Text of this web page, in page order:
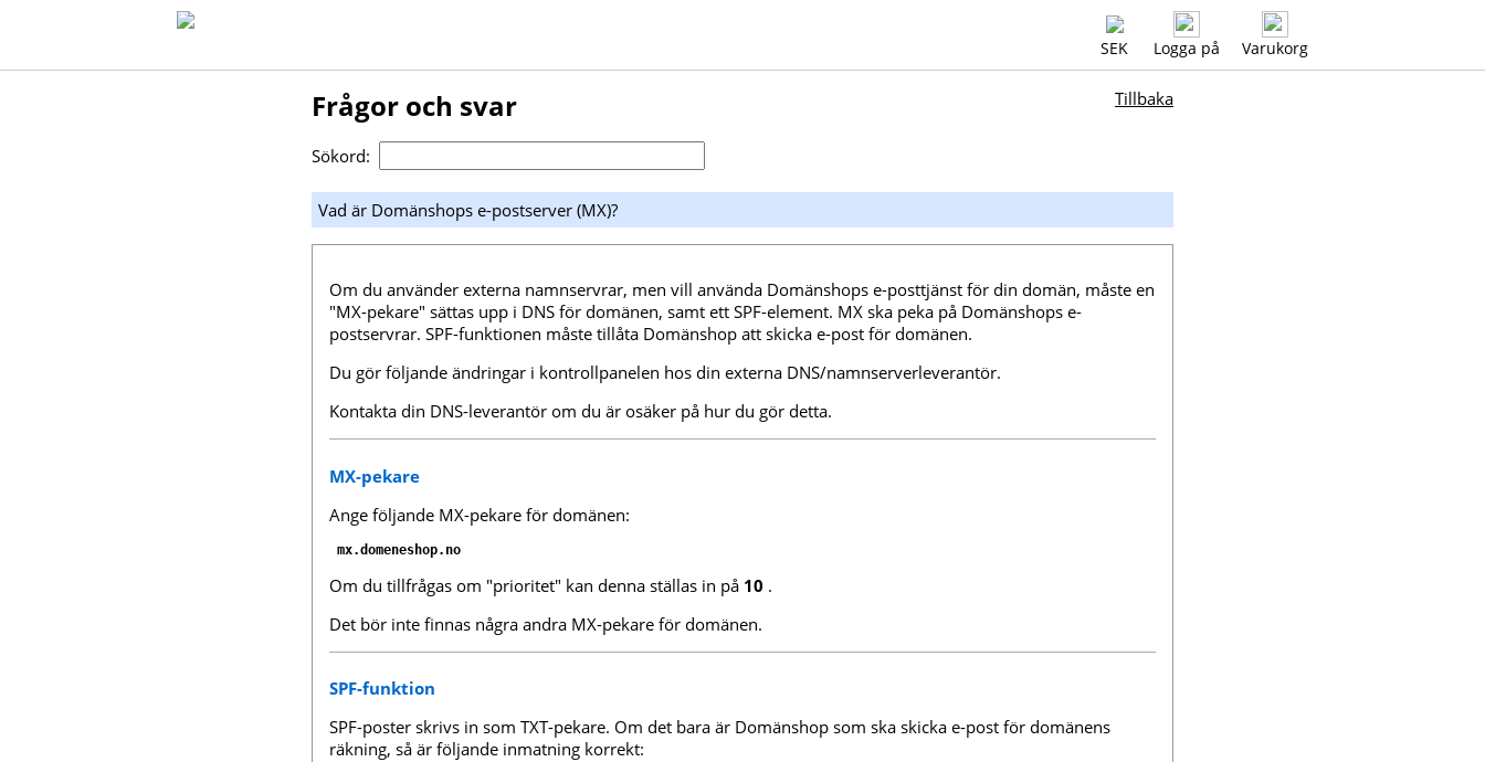
SEK Logga på Varukorg
Frågor och svar Tillbaka
Sökord:
Vad är Domänshops e-postserver (MX)?
Om du använder externa namnservrar, men vill använda Domänshops e-posttjänst för din domän, måste en
"MX-pekare" sättas upp i DNS för domänen, samt ett SPF-element. MX ska peka på Domänshops e-
postservrar. SPF-funktionen måste tillåta Domänshop att skicka e-post för domänen.
Du gör följande ändringar i kontrollpanelen hos din externa DNS/namnserverleverantör.
Kontakta din DNS-leverantör om du är osäker på hur du gör detta.
MX-pekare
Ange följande MX-pekare för domänen:
mx.domeneshop.no
Om du tillfrågas om "prioritet" kan denna ställas in på 10 .
Det bör inte finnas några andra MX-pekare för domänen.
SPF-funktion
SPF-poster skrivs in som TXT-pekare. Om det bara är Domänshop som ska skicka e-post för domänens
räkning, så är följande inmatning korrekt: